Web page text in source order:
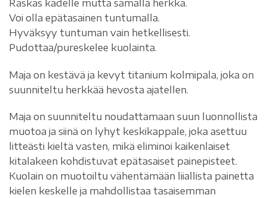
Raskas kädelle mutta samalla herkkä.
Voi olla epätasainen tuntumalla.
Hyväksyy tuntuman vain hetkellisesti.
Pudottaa/pureskelee kuolainta.
Maja on kestävä ja kevyt titanium kolmipala, joka on
suunniteltu herkkää hevosta ajatellen.
Maja on suunniteltu noudattamaan suun luonnollista
muotoa ja siinä on lyhyt keskikappale, joka asettuu
litteästi kieltä vasten, mikä eliminoi kaikenlaiset
kitalakeen kohdistuvat epätasaiset painepisteet.
Kuolain on muotoiltu vähentämään liiallista painetta
kielen keskelle ja mahdollistaa tasaisemman